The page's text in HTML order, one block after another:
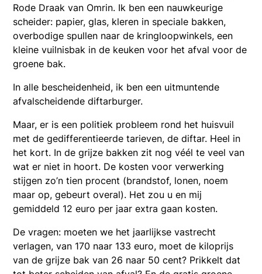
Rode Draak van Omrin. Ik ben een nauwkeurige
scheider: papier, glas, kleren in speciale bakken,
overbodige spullen naar de kringloopwinkels, een
kleine vuilnisbak in de keuken voor het afval voor de
groene bak.
In alle bescheidenheid, ik ben een uitmuntende
afvalscheidende diftarburger.
Maar, er is een politiek probleem rond het huisvuil
met de gedifferentieerde tarieven, de diftar. Heel in
het kort. In de grijze bakken zit nog véél te veel van
wat er niet in hoort. De kosten voor verwerking
stijgen zo’n tien procent (brandstof, lonen, noem
maar op, gebeurt overal). Het zou u en mij
gemiddeld 12 euro per jaar extra gaan kosten.
De vragen: moeten we het jaarlijkse vastrecht
verlagen, van 170 naar 133 euro, moet de kiloprijs
van de grijze bak van 26 naar 50 cent? Prikkelt dat